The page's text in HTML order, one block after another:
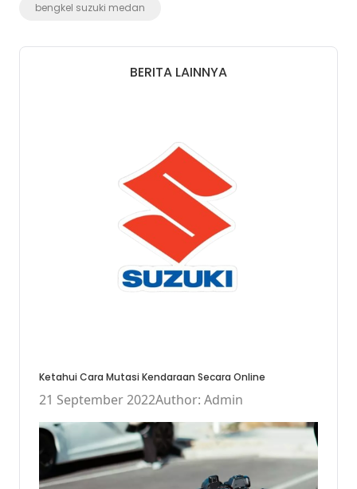
bengkel suzuki medan
BERITA LAINNYA
Ketahui Cara Mutasi Kendaraan Secara Online
21 September 2022Author: Admin